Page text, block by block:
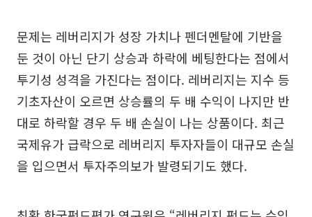
문제는 레버리지가 성장 가치나 펜더멘탈에 기반을
둔 것이 아닌 단기 상승과 하락에 베팅한다는 점에서
투기성 성격을 가진다는 점이다. 레버리지는 지수 등
기초자산이 오르면 상승률의 두 배 수익이 나지만 반
대로 하락할 경우 두 배 손실이 나는 상품이다. 최근
국제유가 급락으로 레버리지 투자자들이 대규모 손실
을 입으면서 투자주의보가 발령되기도 했다.